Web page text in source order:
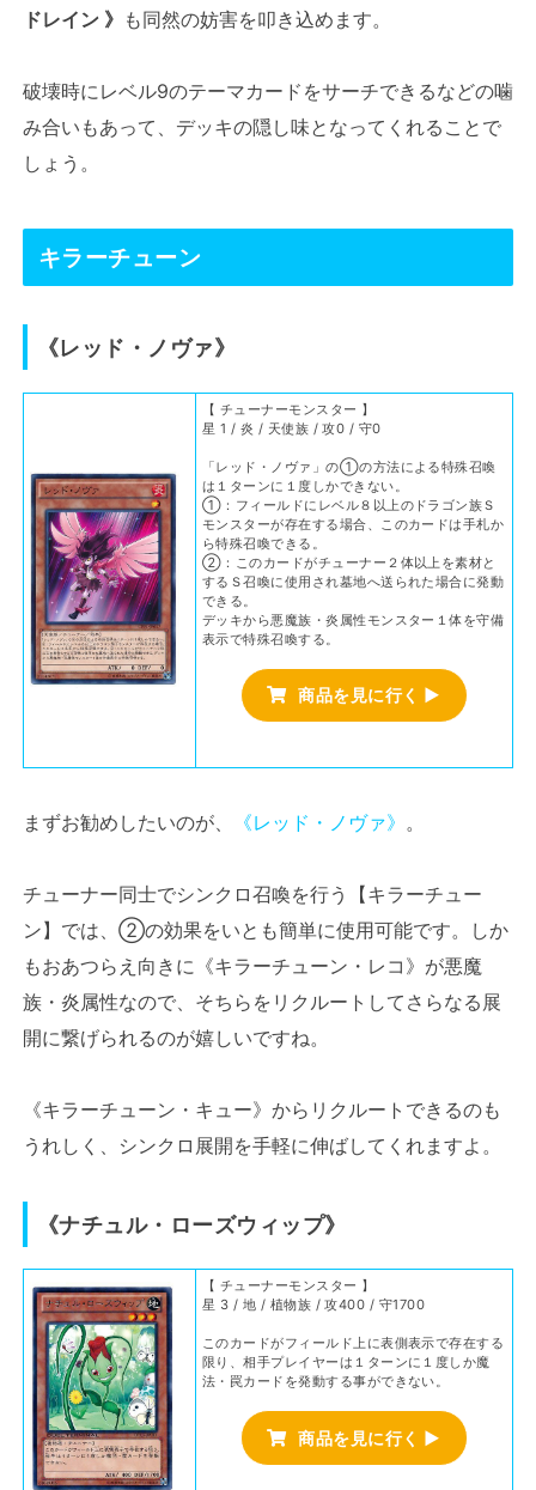
ドレイン 》 も同然の妨害を叩き込めます。
破壊時にレベル9のテーマカードをサーチできるなどの噛
み合いもあって、デッキの隠し味となってくれることで
しょう。
キラーチューン
《レッド・ノヴァ》
【 チューナーモンスター 】
星 1 / 炎 / 天使族 / 攻0 / 守0
「レッド・ノヴァ」の①の方法による特殊召喚
は１ターンに１度しかできない。
①：フィールドにレベル８以上のドラゴン族Ｓ
モンスターが存在する場合、このカードは手札か
ら特殊召喚できる。
②：このカードがチューナー２体以上を素材と
するＳ召喚に使用され墓地へ送られた場合に発動
できる。
デッキから悪魔族・炎属性モンスター１体を守備
表示で特殊召喚する。
商品を見に行く ▶
まずお勧めしたいのが、 《レッド・ノヴァ》 。
チューナー同士でシンクロ召喚を行う【キラーチュー
ン】では、②の効果をいとも簡単に使用可能です。しか
もおあつらえ向きに《キラーチューン・レコ》が悪魔
族・炎属性なので、そちらをリクルートしてさらなる展
開に繋げられるのが嬉しいですね。
《キラーチューン・キュー》からリクルートできるのも
うれしく、シンクロ展開を手軽に伸ばしてくれますよ。
《ナチュル・ローズウィップ》
【 チューナーモンスター 】
星 3 / 地 / 植物族 / 攻400 / 守1700
このカードがフィールド上に表側表示で存在する
限り、相手プレイヤーは１ターンに１度しか魔
法・罠カードを発動する事ができない。
商品を見に行く ▶